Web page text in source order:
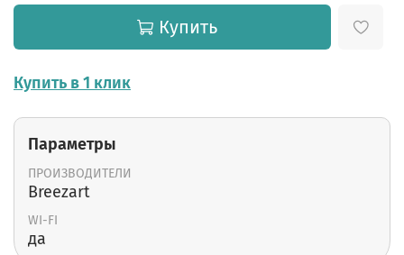
Купить
Купить в 1 клик
Параметры
ПРОИЗВОДИТЕЛИ
Breezart
WI-FI
да